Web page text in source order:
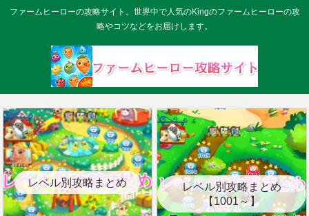
ファームヒーローの攻略サイト。世界中で人気のKingのファームヒーローの攻
略やコツなどをお届けします。
レベル別攻略まとめ
レベル別攻略まとめ
【1001～】